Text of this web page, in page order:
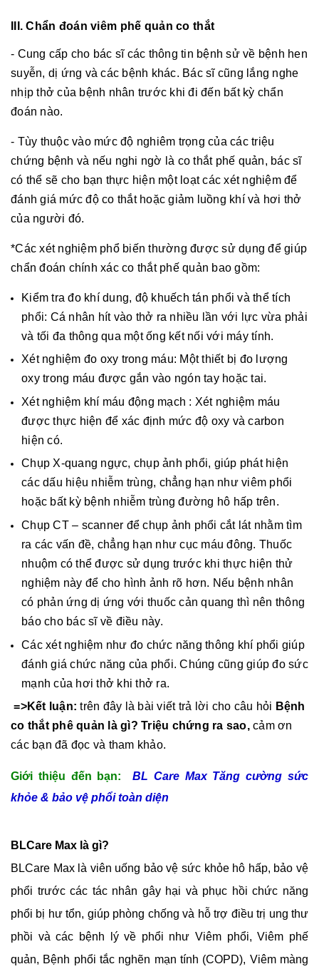
III. Chẩn đoán viêm phế quản co thắt
- Cung cấp cho bác sĩ các thông tin bệnh sử về bệnh hen
suyễn, dị ứng và các bệnh khác. Bác sĩ cũng lắng nghe
nhịp thở của bệnh nhân trước khi đi đến bất kỳ chẩn
đoán nào.
- Tùy thuộc vào mức độ nghiêm trọng của các triệu
chứng bệnh và nếu nghi ngờ là co thắt phế quản, bác sĩ
có thể sẽ cho bạn thực hiện một loạt các xét nghiệm để
đánh giá mức độ co thắt hoặc giảm luồng khí và hơi thở
của người đó.
*Các xét nghiệm phổ biến thường được sử dụng để giúp
chẩn đoán chính xác co thắt phế quản bao gồm:
Kiểm tra đo khí dung, độ khuếch tán phổi và thể tích
phổi: Cá nhân hít vào thở ra nhiều lần với lực vừa phải
và tối đa thông qua một ống kết nối với máy tính.
Xét nghiệm đo oxy trong máu: Một thiết bị đo lượng
oxy trong máu được gắn vào ngón tay hoặc tai.
Xét nghiệm khí máu động mạch : Xét nghiệm máu
được thực hiện để xác định mức độ oxy và carbon
hiện có.
Chụp X-quang ngực, chụp ảnh phổi, giúp phát hiện
các dấu hiệu nhiễm trùng, chẳng hạn như viêm phổi
hoặc bất kỳ bệnh nhiễm trùng đường hô hấp trên.
Chụp CT – scanner để chụp ảnh phổi cắt lát nhằm tìm
ra các vấn đề, chẳng hạn như cục máu đông. Thuốc
nhuộm có thể được sử dụng trước khi thực hiện thử
nghiệm này để cho hình ảnh rõ hơn. Nếu bệnh nhân
có phản ứng dị ứng với thuốc cản quang thì nên thông
báo cho bác sĩ về điều này.
Các xét nghiệm như đo chức năng thông khí phổi giúp
đánh giá chức năng của phổi. Chúng cũng giúp đo sức
mạnh của hơi thở khi thở ra.
=>Kết luận:trên đây là bài viết trả lời cho câu hỏi Bệnh
co thắt phê quản là gì? Triệu chứng ra sao, cảm ơn
các bạn đã đọc và tham khảo.
Giới thiệu đến bạn: BL Care Max Tăng cường sức
khỏe & bảo vệ phổi toàn diện
BLCare Max là gì?
BLCare Max là viên uống bảo vệ sức khỏe hô hấp, bảo vệ
phổi trước các tác nhân gây hại và phục hồi chức năng
phổi bị hư tổn, giúp phòng chống và hỗ trợ điều trị ung thư
phồi và các bệnh lý về phổi như Viêm phổi, Viêm phế
quản, Bệnh phổi tắc nghẽn mạn tính (COPD), Viêm màng